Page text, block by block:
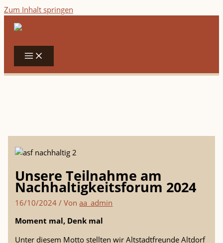
Zum Inhalt springen
Unsere Teilnahme am
Nachhaltigkeitsforum 2024
16/10/2024/ Vonaa_admin
Moment mal, Denk mal
Unter diesem Motto stellten wir Altstadtfreunde Altdorf